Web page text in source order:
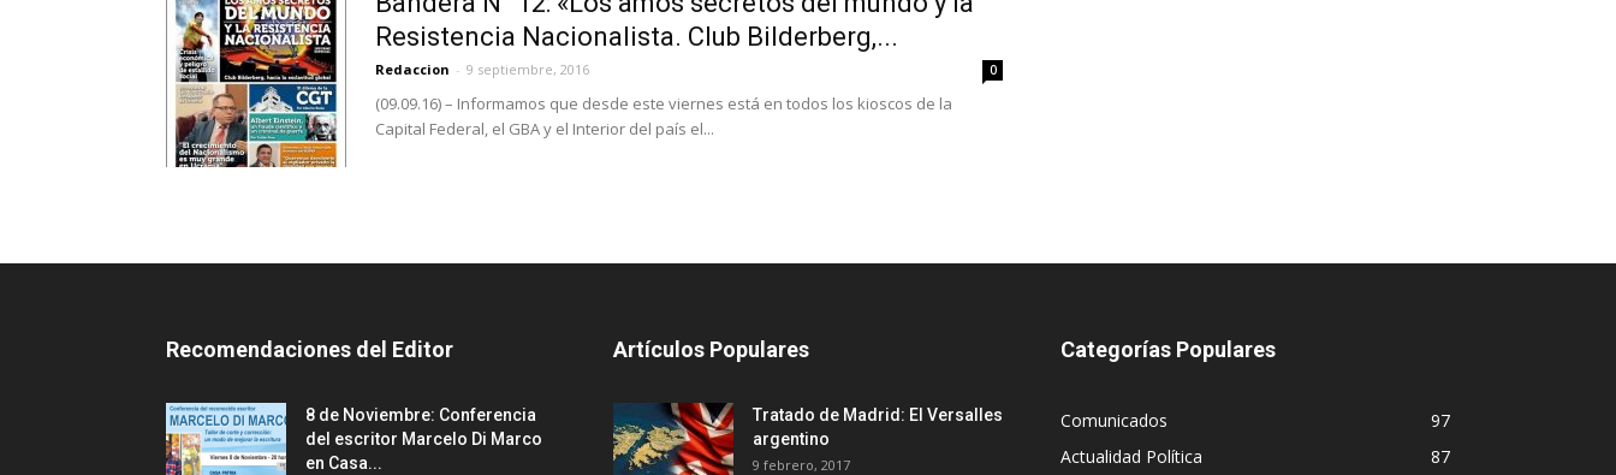
Resistencia Nacionalista. Club Bilderberg,...
Redaccion - 9 septiembre, 2016 0
(09.09.16) – Informamos que desde este viernes está en todos los kioscos de la
Capital Federal, el GBA y el Interior del país el...
Recomendaciones del Editor
8 de Noviembre: Conferencia
del escritor Marcelo Di Marco
en Casa...
Artículos Populares
Tratado de Madrid: El Versalles
argentino
9 febrero, 2017
Categorías Populares
Comunicados
97
Actualidad Política
87